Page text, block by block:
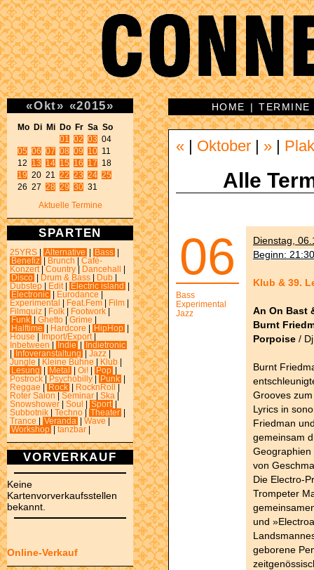
«Okt» «2015»
Mo Di Mi Do Fr Sa So
01
02 03
05 06 07 08 09 10 11
12 13 14 15 16 17
19 20 21 22 23 24 25
26 27 28 29 30 31
Aktuelle Termine
SPARTEN
25YRS Alternative Bass
Benefiz
Brunch
Café-
Konzert
Country Dancehall
Disco
Drum & Bass Dub
Dubstep
Edit Electric island
Electronic
Eurodance
Experimental
Feat.Fem Film
Filmquiz
Folk Footwork
Funk
Ghetto Grime
Halftime
Hardcore HipHop
House
Import/Export
Inbetween
Indie
Indietronic
Infoveranstaltung Jazz
Jungle
Kleine Bühne Klub
Lesung
Metal Oi! Pop
Postrock
Psychobilly Punk
Reggae
Rock RocknRoll
Roter Salon
Seminar Ska
Snowshower
Soul Sport
Subbotnik
Techno Theater
Trance
Veranda Wave
Workshop
tanzbar
VORVERKAUF
Keine
Kartenvorverkaufsstellen
bekannt.
Online-Verkauf
HOME |TERMINE
« Oktober »
Alle
06
Bass
Experimental
Jazz
Dienstag,
Beginn:
Klub & 39.
An On Bast
Burnt
Porpoise / Dj
Burnt
Grooves
Lyrics in
Friedman
gemeinsam
von
Die Electro-
Trompeter
und
geborene